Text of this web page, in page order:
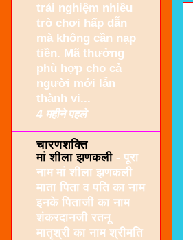
trải nghiệm nhiều
trò chơi hấp dẫn
mà không cần nạp
tiền. Mã thưởng
phù hợp cho cả
người mới lẫn
thành vi...
4 महीने पहले
चारणशक्ति
मां शीला झणकली - पूरा
नाम मां शीला झणकली
माता पिता व पति का नाम
इनके पिताजी का नाम
शंकरदानजी रतनू
मातृश्री का नाम श्रीमति